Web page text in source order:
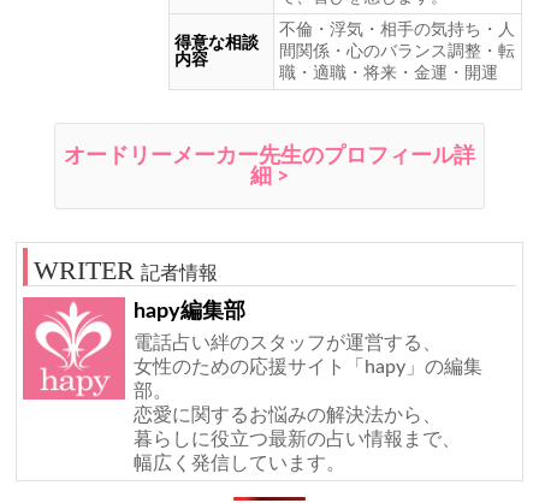
得意な相談
内容
不倫・浮気・相手の気持ち・人
間関係・心のバランス調整・転
職・適職・将来・金運・開運
オードリーメーカー先生のプロフィール詳
細 >
記者情報
hapy編集部
電話占い絆のスタッフが運営する、
女性のための応援サイト「hapy」の編集
部。
恋愛に関するお悩みの解決法から、
暮らしに役立つ最新の占い情報まで、
幅広く発信しています。